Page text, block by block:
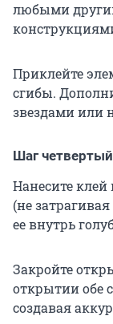
любыми
Приклейте
сгибы.
звездами или
Шаг
Нанесите клей
(не
ее внутрь
Закройте
открытии обе
создавая